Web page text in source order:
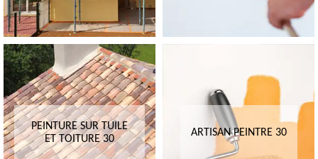
PEINTURE SUR TUILE
ET TOITURE 30
ARTISAN PEINTRE 30